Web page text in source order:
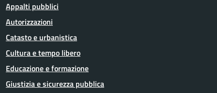
Appalti pubblici
Autorizzazioni
Catasto e urbanistica
Cultura e tempo libero
Educazione e formazione
Giustizia e sicurezza pubblica